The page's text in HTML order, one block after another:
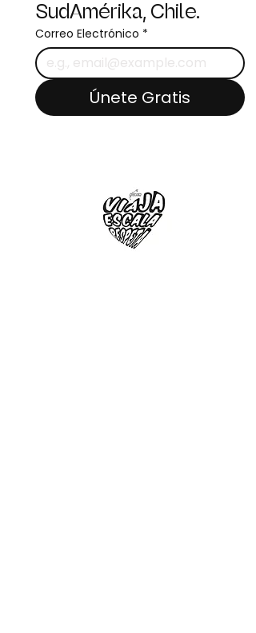
SudAmérika, Chile.
Correo Electrónico *
Únete Gratis